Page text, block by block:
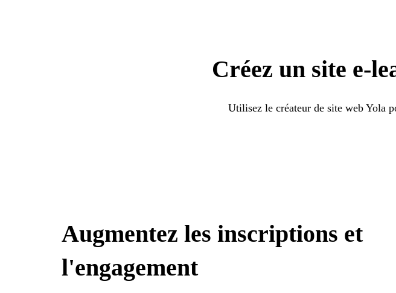
Créez un site e-
Utilisez le créateur de site web Yola
Augmentez les inscriptions et
l'engagement